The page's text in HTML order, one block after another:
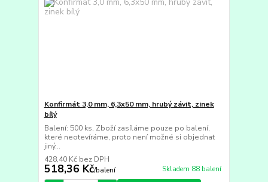
Konfirmát 3,0 mm, 6,3x50 mm, hrubý závit, zinek
bílý
Balení: 500 ks, Zboží zasíláme pouze po balení,
které neotevíráme, proto není možné si objednat
jiný...
518,36 Kč/balení
428,40 Kč bez DPH
Skladem 88 balení